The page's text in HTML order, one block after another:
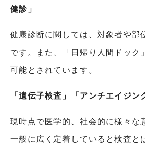
健診」
健康診断に関しては、対象者や部
です。また、「日帰り人間ドック
可能とされています。
「遺伝子検査」「アンチエイジン
現時点で医学的、社会的に様々な
一般に広く定着していると検査と